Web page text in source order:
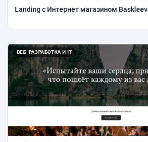
Landing с Интернет магазином
ВЕБ-РАЗРАБОТКА И IT